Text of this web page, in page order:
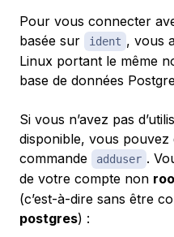
Pour vous connecter
basée sur
ident , vous
Linux portant le même
base de données
Si vous n’avez pas
disponible, vous
commande
adduser .
de votre compte non
(c’est-à-dire sans être
postgres) :